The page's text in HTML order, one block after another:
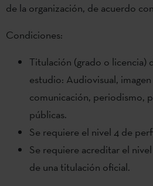
de la organización, de acuerdo
Condiciones:
Titulación (grado o licencia)
estudio: Audiovisual,
comunicación, periodismo,
públicas.
Se requiere el nivel 4 de
Se requiere acreditar el
de una titulación oficial.